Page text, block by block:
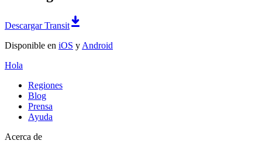
Descargar Transit
Disponible en iOS y Android
Hola
Regiones
Blog
Prensa
Ayuda
Acerca de